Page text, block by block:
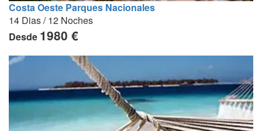
Costa Oeste Parques Nacionales
14 Dias / 12 Noches
Desde 1980 €